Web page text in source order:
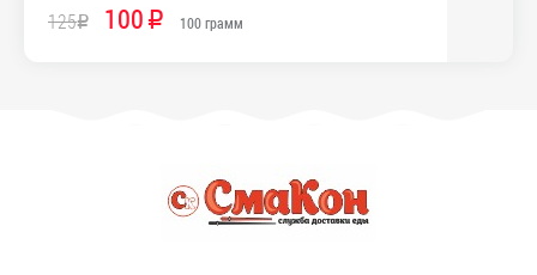
125R 100R 100грамм